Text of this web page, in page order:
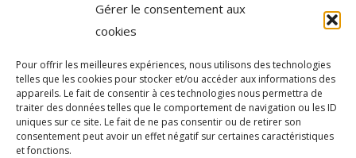
Gérer le consentement aux
cookies
Pour offrir les meilleures expériences, nous utilisons des technologies
telles que les cookies pour stocker et/ou accéder aux informations des
appareils. Le fait de consentir à ces technologies nous permettra de
traiter des données telles que le comportement de navigation ou les ID
uniques sur ce site. Le fait de ne pas consentir ou de retirer son
consentement peut avoir un effet négatif sur certaines caractéristiques
et fonctions.
©2022-Tous droits réservés à Marie-Blandine Sallé
112719597996038/
CGV